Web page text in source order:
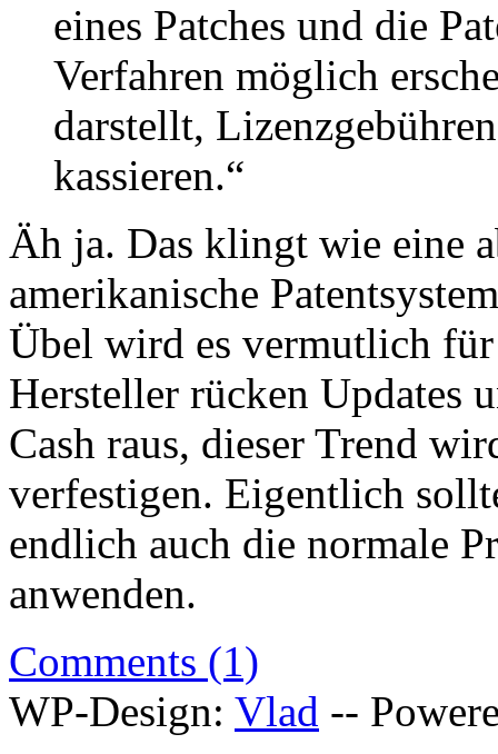
eines Patches und die
Verfahren möglich
darstellt,
kassieren.“
Äh ja. Das klingt wie eine
amerikanische
Übel wird es vermutlich
Hersteller rücken Updates
Cash raus, dieser Trend
verfestigen. Eigentlich
endlich auch die normale
anwenden.
Comments (1)
WP-Design: Vlad --